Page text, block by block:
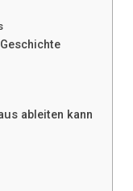
ableiten kann